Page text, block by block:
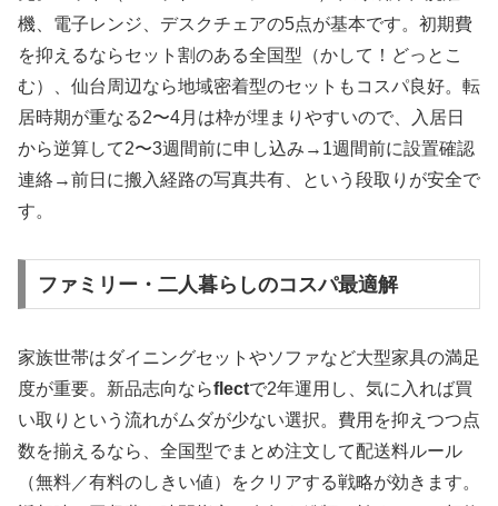
機、電子レンジ、デスクチェアの5点が基本です。初期費
を抑えるならセット割のある全国型（かして！どっとこ
む）、仙台周辺なら地域密着型のセットもコスパ良好。転
居時期が重なる2〜4月は枠が埋まりやすいので、入居日
から逆算して2〜3週間前に申し込み→1週間前に設置確認
連絡→前日に搬入経路の写真共有、という段取りが安全で
す。
ファミリー・二人暮らしのコスパ最適解
家族世帯はダイニングセットやソファなど大型家具の満足
度が重要。新品志向ならflectで2年運用し、気に入れば買
い取りという流れがムダが少ない選択。費用を抑えつつ点
数を揃えるなら、全国型でまとめ注文して配送料ルール
（無料／有料のしきい値）をクリアする戦略が効きます。